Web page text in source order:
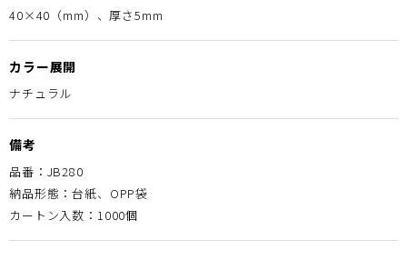
40×40（mm）、厚さ5mm
カラー展開
ナチュラル
備考
品番：JB280
納品形態：台紙、OPP袋
カートン入数：1000個